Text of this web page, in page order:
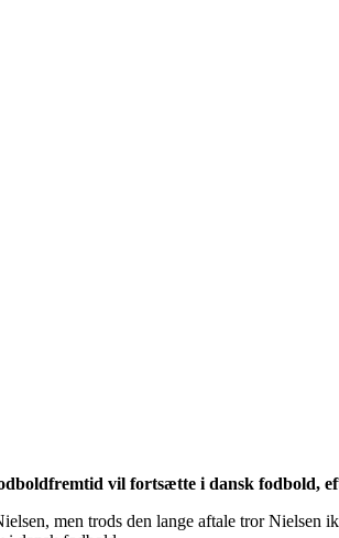
vil fortsætte i dansk fodbold,
men trods den lange aftale tror